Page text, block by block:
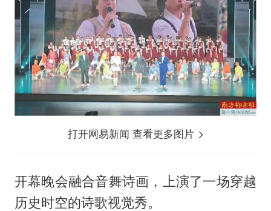
打开网易新闻 查看更多图片
开幕晚会融合音舞诗画，上演了一场穿越
历史时空的诗歌视觉秀。